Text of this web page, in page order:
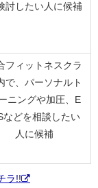
討したい人に候補
フィットネスクラ
で、パーソナルト
ニングや加圧、E
などを相談したい
人に候補
ラ!!